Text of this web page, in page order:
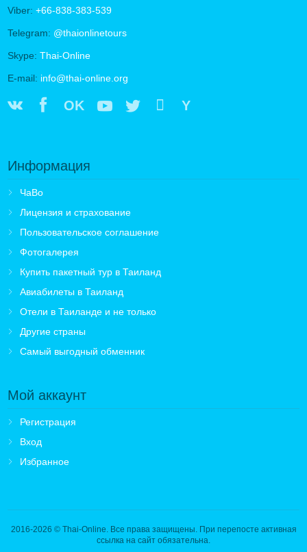
Viber: +66-838-383-539
Telegram: @thaionlinetours
Skype: Thai-Online
E-mail: info@thai-online.org
OK Y
Информация
ЧаВо
Лицензия и страхование
Пользовательское соглашение
Фотогалерея
Купить пакетный тур в Таиланд
Авиабилеты в Таиланд
Отели в Таиланде и не только
Другие страны
Самый выгодный обменник
Мой аккаунт
Регистрация
Вход
Избранное
2016-2026 © Thai-Online. Все права защищены. При перепосте активная
ссылка на сайт обязательна.